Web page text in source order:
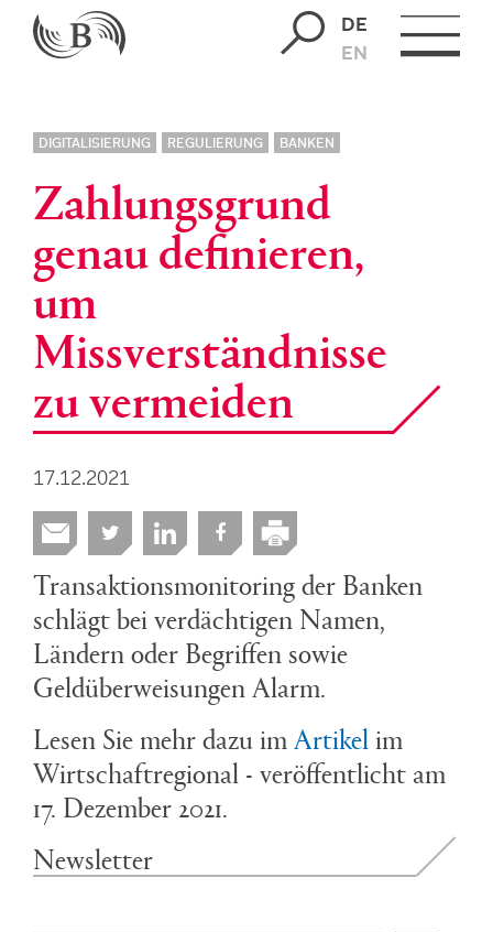
DE
EN
DIGITALISIERUNG REGULIERUNG BANKEN
Zahlungsgrund
genau definieren,
um
Missverständnisse
zu vermeiden
17.12.2021
Transaktionsmonitoring der Banken
schlägt bei verdächtigen Namen,
Ländern oder Begriffen sowie
Geldüberweisungen Alarm.
Lesen Sie mehr dazu imArtikelim
Wirtschaftregional - veröffentlicht am
17. Dezember 2021.
Newsletter